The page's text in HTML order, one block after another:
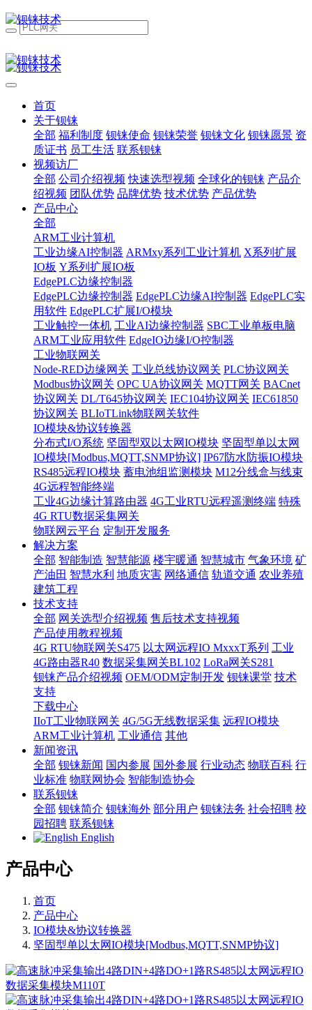
首页
关于钡铼
全部 福利制度 钡铼使命 钡铼荣誉 钡铼文化 钡铼愿景 资
质证书 员工生活 联系钡铼
视频访厂
全部 公司介绍视频 快速选型视频 全球化的钡铼 产品介
绍视频 团队优势 品牌优势 技术优势 产品优势
产品中心
全部
ARM工业计算机
工业边缘AI控制器 ARMxy系列工业计算机 X系列扩展
IO板 Y系列扩展IO板
EdgePLC边缘控制器
EdgePLC边缘控制器 EdgePLC边缘AI控制器 EdgePLC实
用软件 EdgePLC扩展I/O模块
工业触控一体机 工业AI边缘控制器 SBC工业单板电脑
ARM工业应用软件 EdgeIO边缘I/O控制器
工业物联网关
Node-RED边缘网关 工业总线协议网关 PLC协议网关
Modbus协议网关 OPC UA协议网关 MQTT网关 BACnet
协议网关 DL/T645协议网关 IEC104协议网关 IEC61850
协议网关 BLIoTLink物联网关软件
IO模块&协议转换器
分布式I/O系统 坚固型双以太网IO模块 坚固型单以太网
IO模块[Modbus,MQTT,SNMP协议] IP67防水防振IO模块
RS485远程IO模块 蓄电池组监测模块 M12分线盒与线束
4G远程智能终端
工业4G边缘计算路由器 4G工业RTU远程遥测终端 特殊
4G RTU数据采集网关
物联网云平台 定制开发服务
解决方案
全部 智能制造 智慧能源 楼宇暖通 智慧城市 气象环境 矿
产油田 智慧水利 地质灾害 网络通信 轨道交通 农业养殖
建筑工程
技术支持
全部 网关选型介绍视频 售后技术支持视频
产品使用教程视频
4G RTU物联网关S475 以太网远程IO MxxxT系列 工业
4G路由器R40 数据采集网关BL102 LoRa网关S281
钡铼产品介绍视频 OEM/ODM定制开发 钡铼课堂 技术
支持
下载中心
IIoT工业物联网关 4G/5G无线数据采集 远程IO模块
ARM工业计算机 工业通信 其他
新闻资讯
全部 钡铼新闻 国内参展 国外参展 行业动态 物联百科 行
业标准 物联网协会 智能制造协会
联系钡铼
全部 钡铼简介 钡铼海外 部分用户 钡铼法务 社会招聘 校
园招聘 联系钡铼
English
产品中心
首页
产品中心
IO模块&协议转换器
坚固型单以太网IO模块[Modbus,MQTT,SNMP协议]